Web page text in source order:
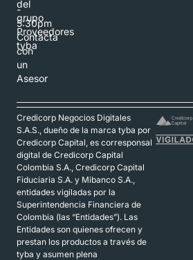
-
5:30pm
Contacta
con
un
Asesor
del
grupo
Proveedores
tyba
Credicorp Negocios Digitales
S.A.S., dueño de la marca tyba por
Credicorp Capital, es corresponsal
digital de Credicorp Capital
Colombia S.A., Credicorp Capital
Fiduciaria S.A. y Mibanco S.A.,
entidades vigiladas por la
Superintendencia Financiera de
Colombia (las “Entidades”). Las
Entidades son quienes ofrecen y
prestan los productos a través de
tyba y asumen plena